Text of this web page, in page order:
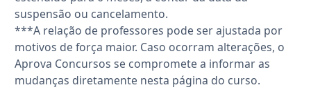
suspensão ou cancelamento.
***A relação de professores pode ser ajustada por
motivos de força maior. Caso ocorram alterações, o
Aprova Concursos se compromete a informar as
mudanças diretamente nesta página do curso.